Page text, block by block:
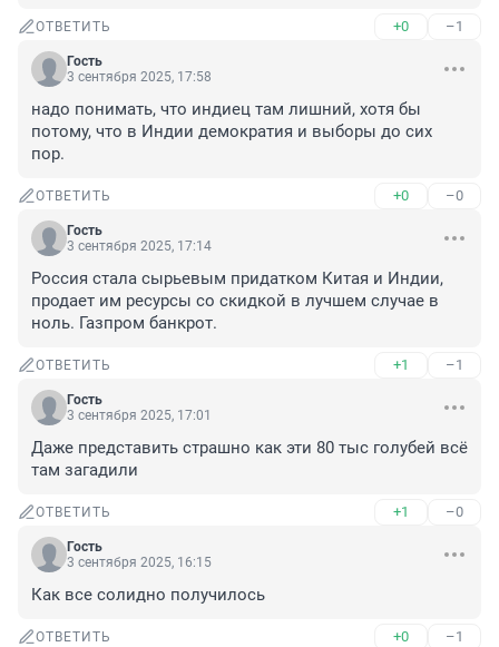
ОТВЕТИТЬ +0 –1
Гость
3 сентября 2025, 17:58
надо понимать, что индиец там лишний, хотя бы
потому, что в Индии демократия и выборы до сих
пор.
ОТВЕТИТЬ +0 –0
Гость
3 сентября 2025, 17:14
Россия стала сырьевым придатком Китая и Индии,
продает им ресурсы со скидкой в лучшем случае в
ноль. Газпром банкрот.
ОТВЕТИТЬ +1 –1
Гость
3 сентября 2025, 17:01
Даже представить страшно как эти 80 тыс голубей всё
там загадили
ОТВЕТИТЬ +1 –0
Гость
3 сентября 2025, 16:15
Как все солидно получилось
ОТВЕТИТЬ +0 –1